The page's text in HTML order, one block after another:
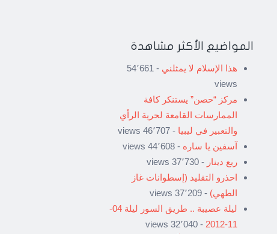
المواضيع الأكثر مشاهدة
هذا الإسلام لا يمثلني
- 54٬661
views
مركز “حصن” يستنكر كافة
الممارسات القامعة لحرية الرأي
والتعبير في ليبيا - 46٬707 views
آسفين يا ساره - 44٬608 views
ربع دينار - 37٬730 views
احذرو التقليد (إسطوانات غاز
الطهي) - 37٬209 views
ليلة عصيبة .. طريق السور ليلة 04-
11-2012
- 32٬040 views